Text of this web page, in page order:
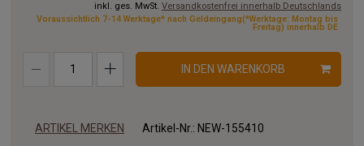
inkl. ges. MwSt. Versandkostenfrei innerhalb Deutschlands
Voraussichtlich 7-14 Werktage* nach Geldeingang(*Werktage: Montag bis
Freitag) innerhalb DE
IN DEN WARENKORB
ARTIKEL MERKEN Artikel-Nr.: NEW-155410